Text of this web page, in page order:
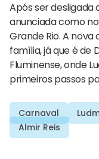
Após ser desligada
anunciada como
Grande Rio. A
família, já que é de
Fluminense, onde
primeiros passos
Carnaval
Almir Reis